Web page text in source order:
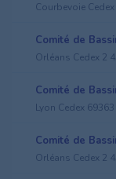
Comité de
Orléans Cedex 2
Comité de
Lyon Cedex 69363
Comité de
Orléans Cedex 2